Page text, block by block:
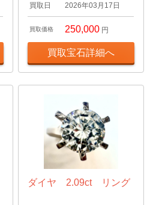
買取日 2026年03月17日
買取価格 250,000 円
買取宝石詳細へ
ダイヤ 2.09ct リング